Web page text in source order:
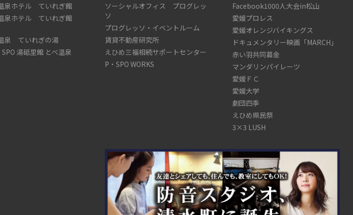
泉ホテル ていれぎ館
泉ホテル ていれぎ館
泉 ていれぎの湯
SPO 湯砥里館 とべ温泉
ソーシャルオフィス プログレッ
ソ
プログレッソ・イベントルーム
賃貸不動産研究所
えひめ三福相続サポートセンター
P・SPO WORKS
Facebook1000人大会in松山
愛媛プロレス
愛媛オレンジバイキングス
ドキュメンタリー映画「MARCH」
赤い羽共同募金
マンダリンパイレーツ
愛媛ＦＣ
愛媛大学
劇団四季
えひめ県民祭
3×3 LUSH